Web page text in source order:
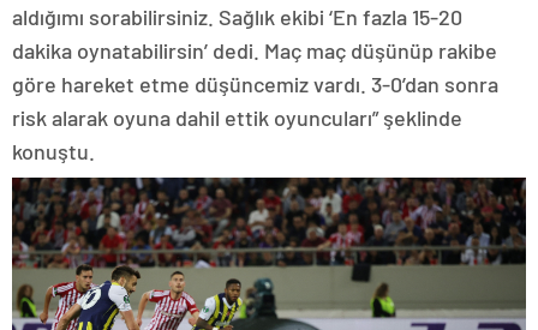
aldığımı sorabilirsiniz. Sağlık ekibi ‘En fazla 15-20
dakika oynatabilirsin’ dedi. Maç maç düşünüp rakibe
göre hareket etme düşüncemiz vardı. 3-0’dan sonra
risk alarak oyuna dahil ettik oyuncuları” şeklinde
konuştu.